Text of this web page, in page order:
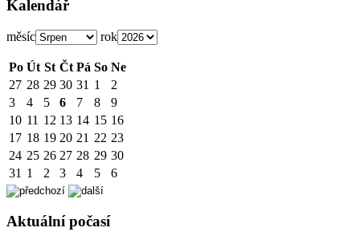
Kalendář
měsíc rok
Po Út St Čt Pá So Ne
27 28 29 30 31 1
2
3
4 5 6 7 8
9
10 11 12 13 14 15 16
17 18 19 20 21 22 23
24 25 26 27 28 29 30
31 1 2 3 4 5 6
Aktuální počasí